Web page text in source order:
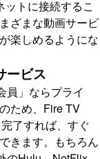
トに接続するこ
ざまな動画サービ
楽しめるようにな
ービス
員」ならプライ
ため、Fire TV
了すれば、すぐ
きます。もちろん